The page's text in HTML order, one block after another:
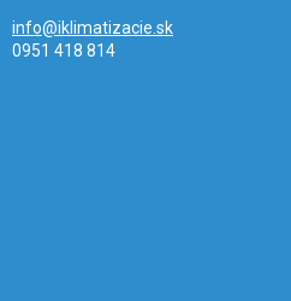
info@iklimatizacie.sk
0951 418 814